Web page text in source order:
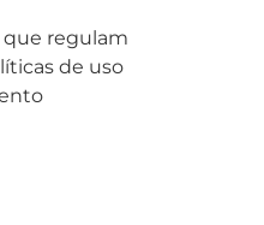
que regulam
de uso